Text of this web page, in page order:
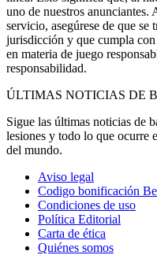
uno de nuestros
servicio, asegúrese de que se
jurisdicción y que cumpla
en materia de juego
responsabilidad.
ÚLTIMAS NOTICIAS DE
Sigue las últimas noticias de
lesiones y todo lo que ocurre
del mundo.
Aviso legal
Codigo bonificación
Condiciones de uso
Política Editorial
Carta de ética
Quiénes somos